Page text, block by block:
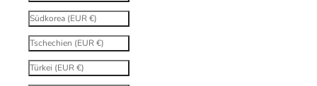
Südkorea (EUR €)
Tschechien (EUR €)
Türkei (EUR €)